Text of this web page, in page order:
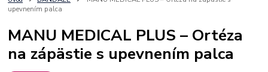
upevnením palca
MANU MEDICAL PLUS – Ortéza
na zápästie s upevnením palca